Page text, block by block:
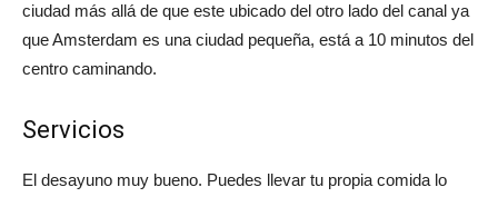
ciudad más allá de que este ubicado del otro lado del canal ya
que Amsterdam es una ciudad pequeña, está a 10 minutos del
centro caminando.
Servicios
El desayuno muy bueno. Puedes llevar tu propia comida lo